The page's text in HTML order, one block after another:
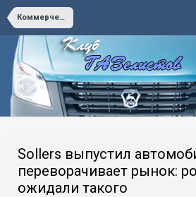
Коммерческий Транспорт
Sollers выпустил
переворачивает рынок:
ожидали такого